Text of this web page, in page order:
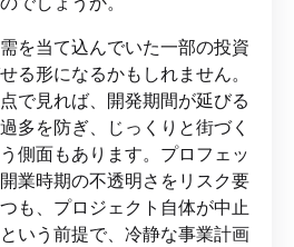
を当て込んでいた一部の投資
る形になるかもしれません。
で見れば、開発期間が延びる
多を防ぎ、じっくりと街づく
側面もあります。プロフェッ
業時期の不透明さをリスク要
も、プロジェクト自体が中止
いう前提で、冷静な事業計画